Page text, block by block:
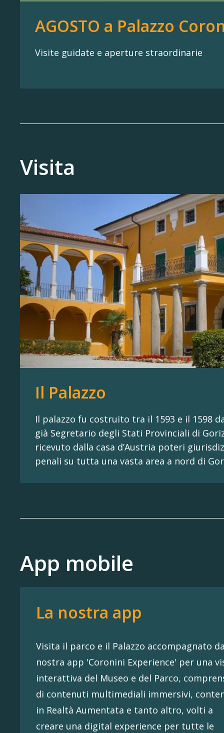
AGOSTO a Palazzo
Visite guidate e aperture straordinarie
Visita
Il Palazzo
Il palazzo fu costruito tra il 1593 e il 1598
già Segretario degli Stati Provinciali di
ricevuto dalla casa d’Austria poteri
penali su tutta una vasta area a nord di
App mobile
La nostra app
Visita il parco e il Palazzo accompagnato
nostra app 'Coronini Experience' per una
interattiva del Museo e del Parco,
di contenuti multimediali immersivi,
in Realtà Aumentata e tanto altro, volti a
creare una digital experience per tutte le